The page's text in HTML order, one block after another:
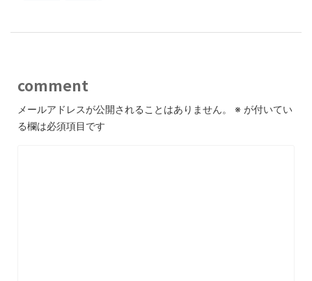
comment
メールアドレスが公開されることはありません。 ※ が付いてい
る欄は必須項目です